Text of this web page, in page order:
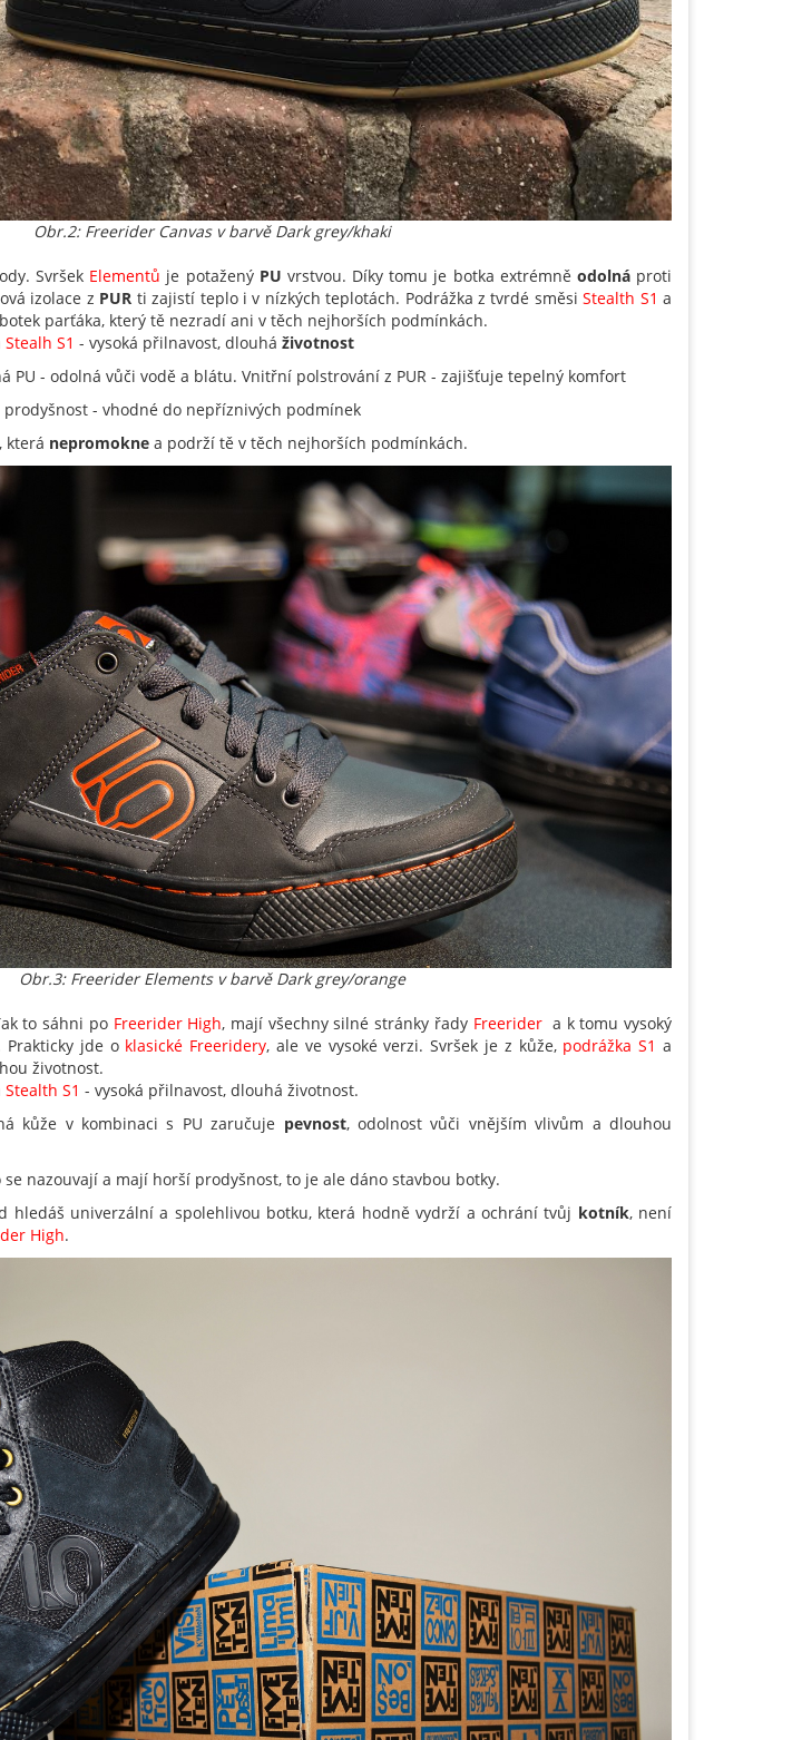
Obr.2: Freerider Canvas v barvě Dark grey/khaki
Svršek Elementů je potažený PU vrstvou. Díky tomu je botka extrémně odolnáproti
izolace z PUR ti zajistí teplo i v nízkých teplotách. Podrážka z tvrdé směsiStealth S1 a
parťáka, který tě nezradí ani v těch nejhorších podmínkách.
Stealh S1 - vysoká přilnavost, dlouhá životnost
PU - odolná vůči vodě a blátu. Vnitřní polstrování z PUR - zajišťuje tepelný komfort
prodyšnost - vhodné do nepříznivých podmínek
, která nepromokne a podrží tě v těch nejhorších podmínkách.
Obr.3: Freerider Elements v barvě Dark grey/orange
to sáhni po Freerider High, mají všechny silné stránky řady Freeridera k tomu vysoký
Prakticky jde o klasické Freeridery, ale ve vysoké verzi. Svršek je z kůže, podrážka S1 a
životnost.
Stealth S1 - vysoká přilnavost, dlouhá životnost.
kůže v kombinaci s PU zaručuje pevnost, odolnost vůči vnějším vlivům a dlouhou
se nazouvají a mají horší prodyšnost, to je ale dáno stavbou botky.
hledáš univerzální a spolehlivou botku, která hodně vydrží a ochrání tvůj kotník, není
High.